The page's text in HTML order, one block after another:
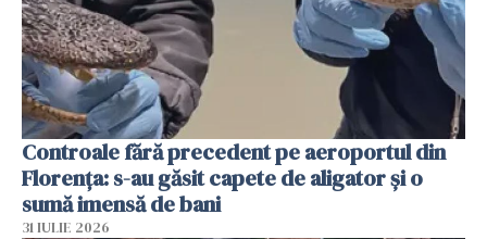
Controale fără precedent pe aeroportul din
Florența: s-au găsit capete de aligator și o
sumă imensă de bani
31 IULIE 2026